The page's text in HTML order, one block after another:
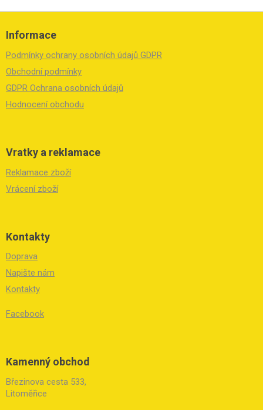
Z
Informace
Podmínky ochrany osobních údajů GDPR
Obchodní podmínky
GDPR Ochrana osobních údajů
Hodnocení obchodu
Vratky a reklamace
Reklamace zboží
Vrácení zboží
Kontakty
Doprava
Napište nám
Kontakty
Facebook
Kamenný obchod
Březinova cesta 533,
Litoměřice